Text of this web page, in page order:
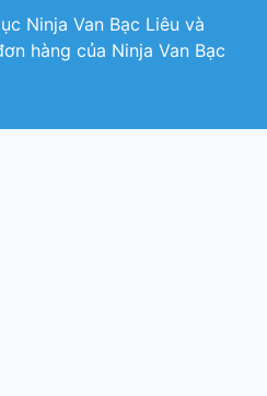
Ninja Van Bạc Liêu và
hàng của Ninja Van Bạc